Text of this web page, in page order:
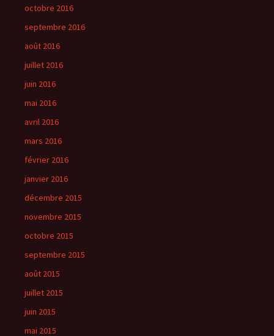
octobre 2016
septembre 2016
août 2016
juillet 2016
juin 2016
mai 2016
avril 2016
mars 2016
février 2016
janvier 2016
décembre 2015
novembre 2015
octobre 2015
septembre 2015
août 2015
juillet 2015
juin 2015
mai 2015